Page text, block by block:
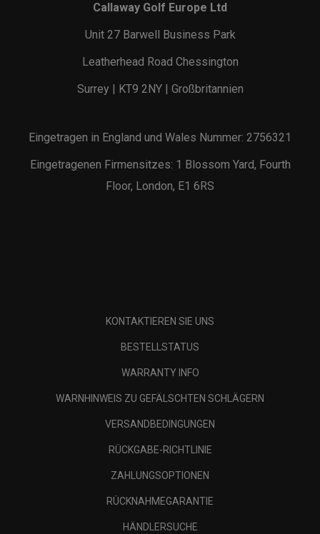
Callaway Golf Europe Ltd
Unit 27 Barwell Business Park
Leatherhead Road Chessington
Surrey | KT9 2NY | Großbritannien
Eingetragen in England und Wales Nummer: 2756321
Eingetragenen Firmensitzes: 1 Blossom Yard, Fourth
Floor, London, E1 6RS
KONTAKTIEREN SIE UNS
BESTELLSTATUS
WARRANTY INFO
WARNHINWEIS ZU GEFÄLSCHTEN SCHLÄGERN
VERSANDBEDINGUNGEN
RÜCKGABE-RICHTLINIE
ZAHLUNGSOPTIONEN
RÜCKNAHMEGARANTIE
HÄNDLERSUCHE